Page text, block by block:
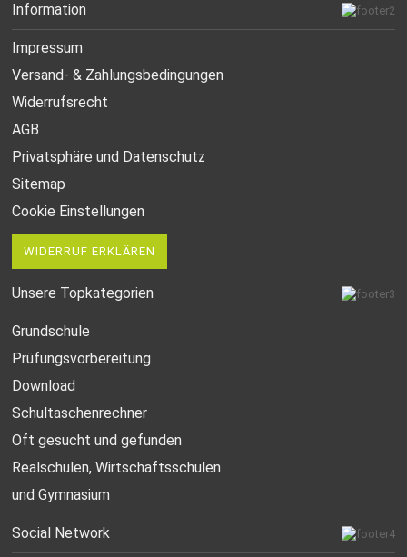
Information
Impressum
Versand- & Zahlungsbedingungen
Widerrufsrecht
AGB
Privatsphäre und Datenschutz
Sitemap
Cookie Einstellungen
WIDERRUF ERKLÄREN
Unsere Topkategorien
Grundschule
Prüfungsvorbereitung
Download
Schultaschenrechner
Oft gesucht und gefunden
Realschulen,Wirtschaftsschulen
und Gymnasium
Social Network